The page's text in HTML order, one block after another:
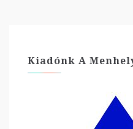
Kiadónk A